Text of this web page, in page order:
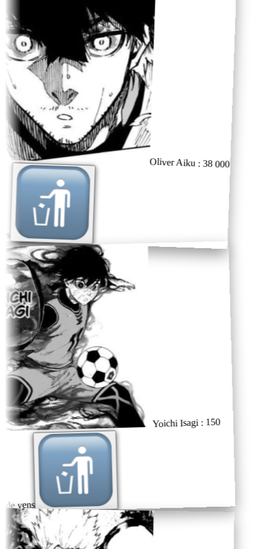
Oliver Aiku : 38 000
Yoichi Isagi : 150
yens